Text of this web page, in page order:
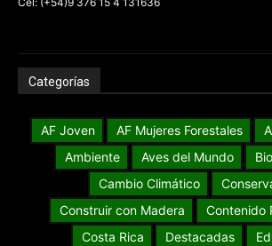
Categorías
AF Joven AF Mujeres Forestales
Ambiente
Aves del Mundo
Cambio Climático
Construir con Madera
Contenido
Costa Rica
Destacadas